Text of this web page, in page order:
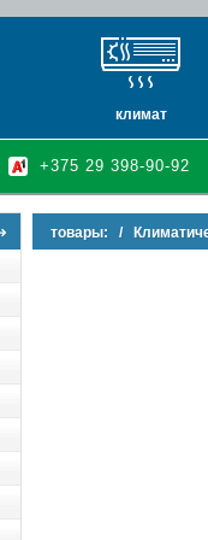
климат
кондиционеры
очистители и
осушители
+375 29 398-90-92
товары: /